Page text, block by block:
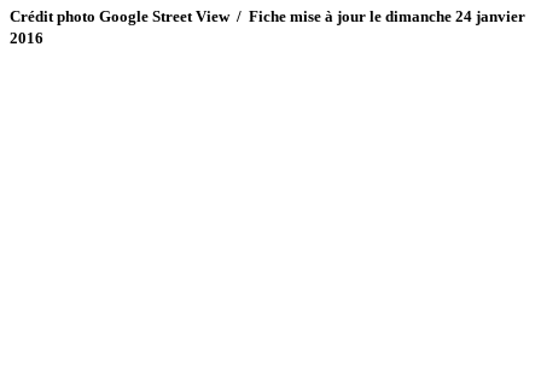
Crédit photo Google Street View / Fiche mise à jour le dimanche 24 janvier
2016